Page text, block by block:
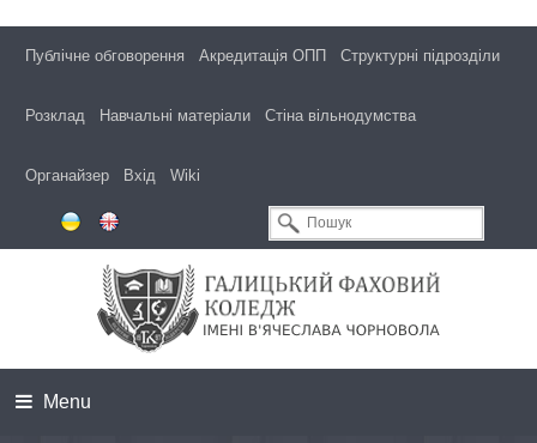
Публічне обговорення Акредитація ОПП Структурні підрозділи
Розклад Навчальні матеріали Стіна вільнодумства
Органайзер Вхід Wiki
Menu